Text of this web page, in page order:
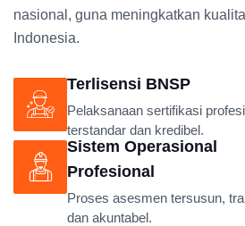
nasional, guna meningkatkan
Indonesia.
Terlisensi BNSP
Pelaksanaan sertifikasi
terstandar dan kredibel.
Sistem Operasional
Profesional
Proses asesmen tersusun,
dan akuntabel.